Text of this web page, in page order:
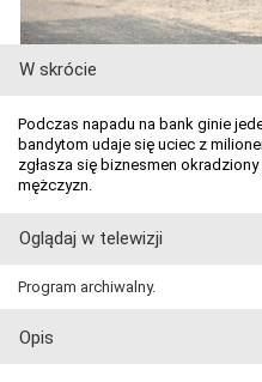
W skrócie
Podczas napadu na bank ginie
bandytom udaje się uciec z
zgłasza się biznesmen
mężczyzn.
Oglądaj w telewizji
Program archiwalny.
Opis